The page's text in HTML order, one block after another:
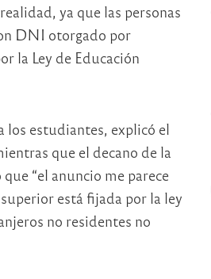
ya que las personas
DNI otorgado por
la Ley de Educación
los estudiantes, explicó el
que el decano de la
“el anuncio me parece
está fijada por la ley
no residentes no